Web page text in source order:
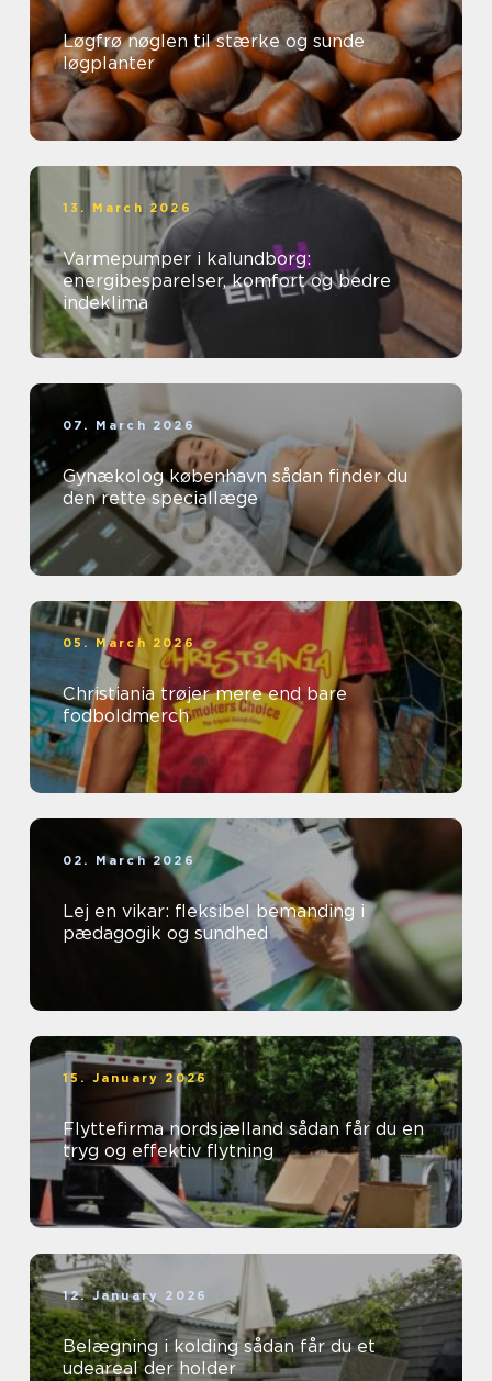
Løgfrø nøglen til stærke og sunde
løgplanter
13. March 2026
Varmepumper i kalundborg:
energibesparelser, komfort og bedre
indeklima
07. March 2026
Gynækolog københavn sådan finder du
den rette speciallæge
05. March 2026
Christiania trøjer mere end bare
fodboldmerch
02. March 2026
Lej en vikar: fleksibel bemanding i
pædagogik og sundhed
15. January 2026
Flyttefirma nordsjælland sådan får du en
tryg og effektiv flytning
12. January 2026
Belægning i kolding sådan får du et
udeareal der holder